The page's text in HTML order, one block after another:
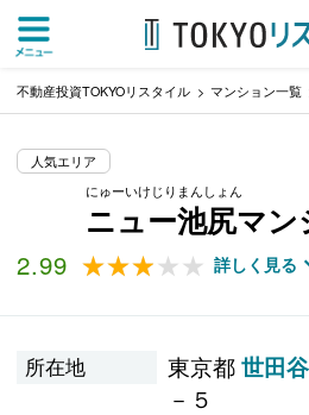
不動産投資TOKYOリスタイル マンション一覧
人気エリア
にゅーいけじりまんしょん
ニュー池尻マン
2.99 ★★★★★
★★★★★ 詳しく見る
所在地 東京都世田
－５